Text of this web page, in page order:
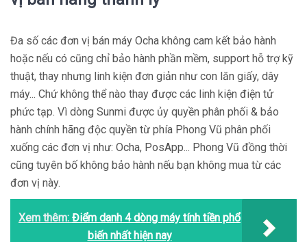
Đa số các đơn vị bán máy Ocha không cam kết bảo hành
hoặc nếu có cũng chỉ bảo hành phần mềm, support hỗ trợ kỹ
thuật, thay nhưng linh kiện đơn giản như con lăn giấy, dây
máy... Chứ không thể nào thay được các linh kiện điện tử
phức tạp. Vì dòng Sunmi được ủy quyền phân phối & bảo
hành chính hãng độc quyền từ phía Phong Vũ phân phối
xuống các đơn vị như: Ocha, PosApp... Phong Vũ đồng thời
cũng tuyên bố không bảo hành nếu bạn không mua từ các
đơn vị này.
Xem thêm: Điểm danh 4 dòng máy tính tiền phổ
biến nhất hiện nay